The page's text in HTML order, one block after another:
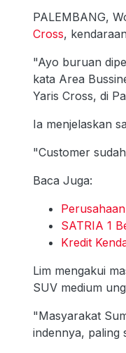
PALEMBANG,
Cross,
"Ayo buruan
kata Area
Yaris Cross, di
Ia menjelaskan
"Customer
Baca Juga:
SATRIA 1
Kredit
Lim mengakui
SUV medium
"Masyarakat
indennya, paling